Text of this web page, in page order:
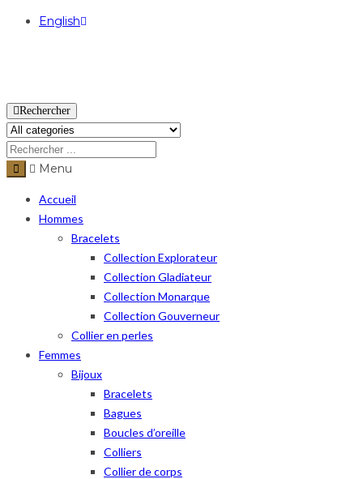
English
Rechercher
Menu
Accueil
Hommes
Bracelets
Collection Explorateur
Collection Gladiateur
Collection Monarque
Collection Gouverneur
Collier en perles
Femmes
Bijoux
Bracelets
Bagues
Boucles d’oreille
Colliers
Collier de corps